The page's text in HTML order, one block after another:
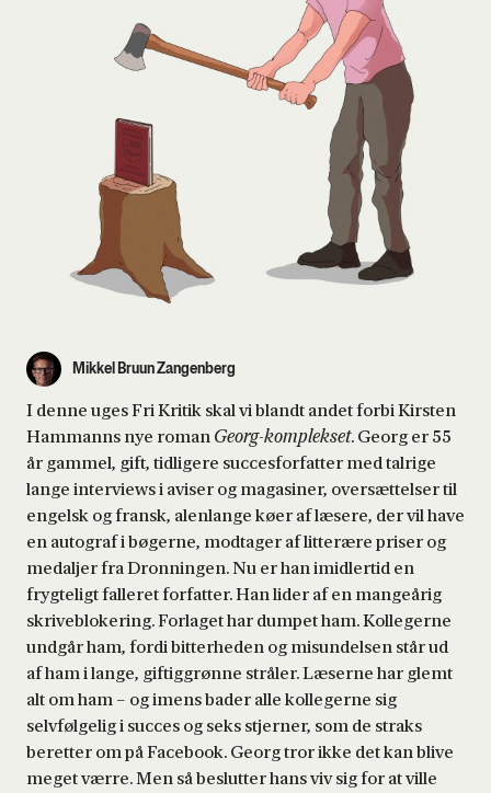
Mikkel Bruun Zangenberg
I denne uges Fri Kritik skal vi blandt andet forbi Kirsten
Hammanns nye roman Georg-komplekset. Georg er 55
år gammel, gift, tidligere succesforfatter med talrige
lange interviews i aviser og magasiner, oversættelser til
engelsk og fransk, alenlange køer af læsere, der vil have
en autograf i bøgerne, modtager af litterære priser og
medaljer fra Dronningen. Nu er han imidlertid en
frygteligt falleret forfatter. Han lider af en mangeårig
skriveblokering. Forlaget har dumpet ham. Kollegerne
undgår ham, fordi bitterheden og misundelsen står ud
af ham i lange, giftiggrønne stråler. Læserne har glemt
alt om ham – og imens bader alle kollegerne sig
selvfølgelig i succes og seks stjerner, som de straks
beretter om på Facebook. Georg tror ikke det kan blive
meget værre. Men så beslutter hans viv sig for at ville